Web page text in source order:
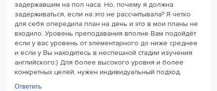
задержавшим на пол часа. Но, почему я должна
задерживаться, если на это не рассчитывала? Я четко
для себя опередила план на день и это в мои планы не
входило. Уровень преподавания вполне Вам подойдёт
если у вас уровень от элементарного до ниже среднее
и если у Вы находитесь в неспешной стадии изучения
английского:) Для более высокого уровня и более
конкретных целей, нужен индивидуальный подход.
Ответить